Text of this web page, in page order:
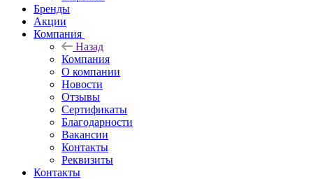
Бренды
Акции
Компания
Назад
Компания
О компании
Новости
Отзывы
Сертификаты
Благодарности
Вакансии
Контакты
Реквизиты
Контакты